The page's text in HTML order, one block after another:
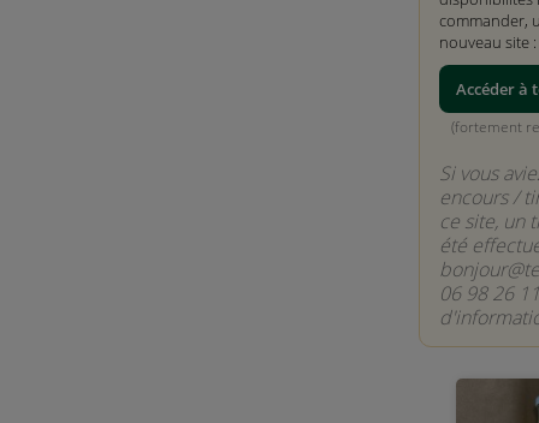
commander,
nouveau site :
Accéder à
(fortement
Si vous
encours /
ce site, un
été
06 98 26